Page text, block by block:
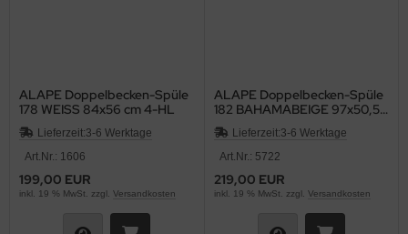
ALAPE Doppelbecken-Spüle
178 WEISS 84x56 cm 4-HL
Lieferzeit:3-6 Werktage
Art.Nr.: 1606
199,00 EUR
inkl. 19 % MwSt. zzgl. Versandkosten
ALAPE Doppelbecken-Spüle
182 BAHAMABEIGE 97x50,5
cm
Lieferzeit:3-6 Werktage
Art.Nr.: 5722
219,00 EUR
inkl. 19 % MwSt. zzgl. Versandkosten